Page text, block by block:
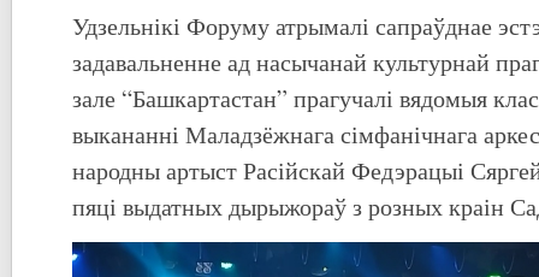
Удзельнікі Форуму атрымалі сапраўднае
задавальненне ад насычанай культурнай
зале “Башкартастан” прагучалі вядомыя
выкананні Маладзёжнага сімфанічнага
народны артыст Расійскай Федэрацыі
пяці выдатных дырыжораў з розных краін